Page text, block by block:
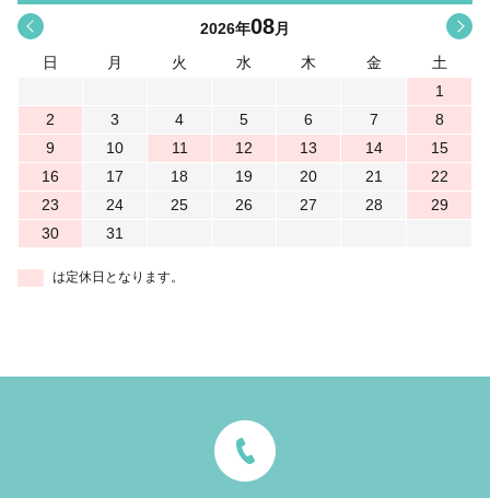
< 2026年08月
日
月 火 水 木 金
土
1
2
3 4 5 6 7
8
9
10 11 12 13 14
15
16
17 18 19 20 21
22
23
24 25 26 27 28
29
30
31
は定休日となります。